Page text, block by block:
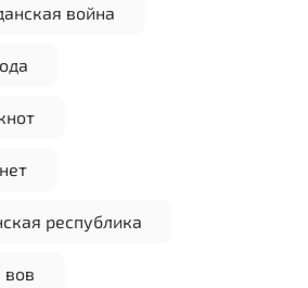
война
республика
вов